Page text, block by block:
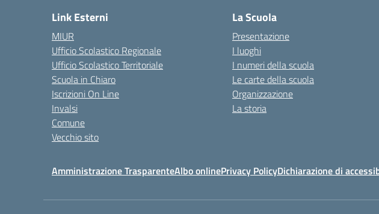
Link Esterni
MIUR
Ufficio Scolastico Regionale
Ufficio Scolastico Territoriale
Scuola in Chiaro
Iscrizioni On Line
Invalsi
Comune
Vecchio sito
La Scuola
Presentazione
I luoghi
I numeri della scuola
Le carte della scuola
Organizzazione
La storia
Amministrazione TrasparenteAlbo onlinePrivacy PolicyDichiarazione di